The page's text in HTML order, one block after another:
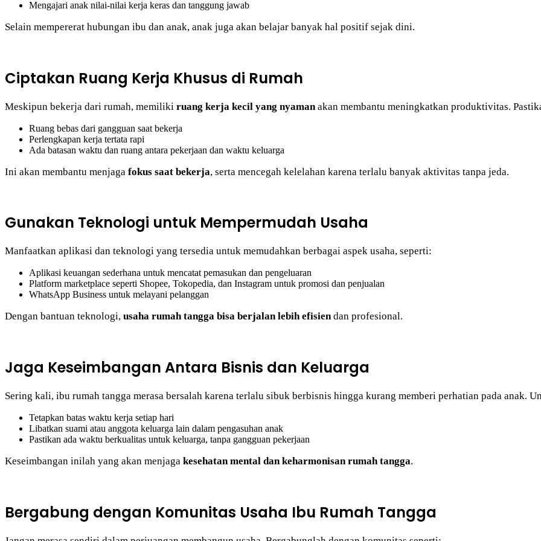
Mengajari anak nilai-nilai kerja keras dan tanggung jawab
Selain mempererat hubungan ibu dan anak, anak juga akan belajar banyak hal positif sejak dini.
Ciptakan Ruang Kerja Khusus di Rumah
Meskipun bekerja dari rumah, memiliki ruang kerja kecil yang nyaman akan membantu meningkatkan produktivitas.
Ruang bebas dari gangguan saat bekerja
Perlengkapan kerja tertata rapi
Ada batasan waktu dan ruang antara pekerjaan dan waktu keluarga
Ini akan membantu menjaga fokus saat bekerja, serta mencegah kelelahan karena terlalu banyak aktivitas tanpa jeda.
Gunakan Teknologi untuk Mempermudah Usaha
Manfaatkan aplikasi dan teknologi yang tersedia untuk memudahkan berbagai aspek usaha, seperti:
Aplikasi keuangan sederhana untuk mencatat pemasukan dan pengeluaran
Platform marketplace seperti Shopee, Tokopedia, dan Instagram untuk promosi dan penjualan
WhatsApp Business untuk melayani pelanggan
Dengan bantuan teknologi, usaha rumah tangga bisa berjalan lebih efisiendan profesional.
Jaga Keseimbangan Antara Bisnis dan Keluarga
Sering kali, ibu rumah tangga merasa bersalah karena terlalu sibuk berbisnis hingga kurang memberi perhatian pada anak.
Tetapkan batas waktu kerja setiap hari
Libatkan suami atau anggota keluarga lain dalam pengasuhan anak
Pastikan ada waktu berkualitas untuk keluarga, tanpa gangguan pekerjaan
Keseimbangan inilah yang akan menjaga kesehatan mental dan keharmonisan rumah tangga.
Bergabung dengan Komunitas Usaha Ibu Rumah Tangga